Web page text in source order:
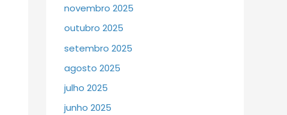
novembro 2025
outubro 2025
setembro 2025
agosto 2025
julho 2025
junho 2025